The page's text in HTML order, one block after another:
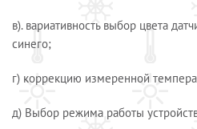
в). вариативность выбор цвета
синего;
г) коррекцию измеренной
д) Выбор режима работы